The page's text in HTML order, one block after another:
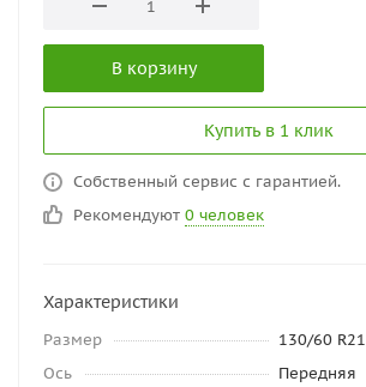
В корзину
Купить в 1 клик
Собственный сервис с гарантией.
Рекомендуют 0 человек
Характеристики
Размер
130/60 R21
Ось
Передняя